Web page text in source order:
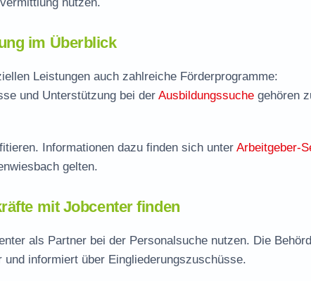
im Überblick
Leistungen auch zahlreiche Förderprogramme:
und Unterstützung bei der Ausbildungssuche gehören
Informationen dazu finden sich unter Arbeitgeber-
gelten.
mit Jobcenter finden
als Partner bei der Personalsuche nutzen. Die
informiert über Eingliederungszuschüsse.